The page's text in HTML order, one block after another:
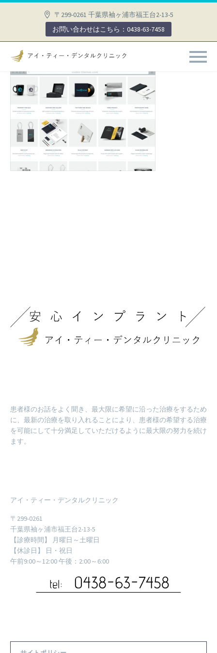
〒299-0261 千葉県袖ヶ浦市福王台2-13-5
お問い合わせはこちら：0438-63-7458
患者様のお話をよく聞き、最大限に希望に沿った治療をするため
に、最新の治療を取り入れることにより、患者様の希望する治療
を可能にして十分満足していただけるように最大限の努力を続け
ます。
アイ・ティー・デンタルクリニック
〒299-0261
千葉県袖ヶ浦市福王台2-13-5
【診療時間】 月曜日～土曜日
【休診日】 日・祝日
午前9:00～12:00 午後：2:00～6:00